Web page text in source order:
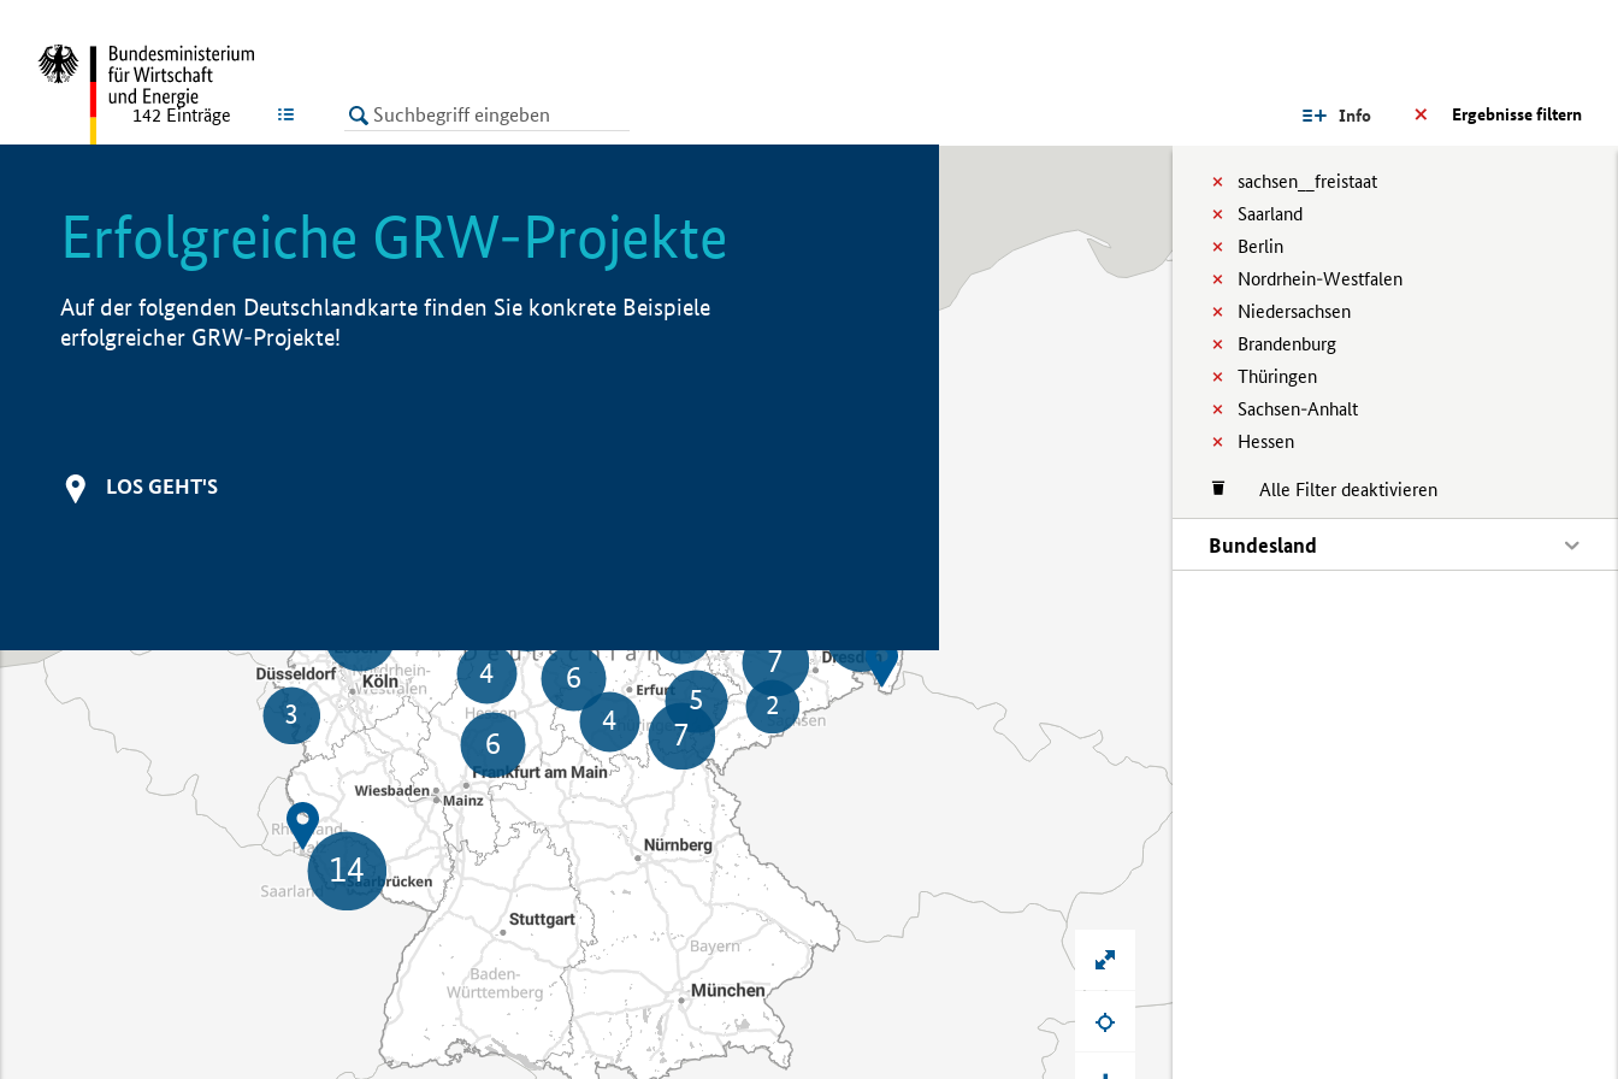
LISTE Ergebnisse filtern
Info
sachsen__freistaat
Saarland
Berlin
Nordrhein-Westfalen
Niedersachsen
Brandenburg
Thüringen
Sachsen-Anhalt
Hessen
Alle Filter deaktivieren
Bundesland
142 Einträge
Erfolgreiche GRW-Projekte
Auf der folgenden Deutschlandkarte finden Sie konkrete Beispiele
erfolgreicher GRW-Projekte!
LOS GEHT'S